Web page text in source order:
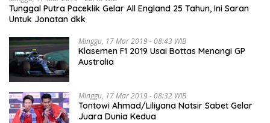
Tunggal Putra Paceklik Gelar All England 25 Tahun, Ini Saran
Untuk Jonatan dkk
Minggu, 17 Mar 2019 - 08:43 WIB
Klasemen F1 2019 Usai Bottas Menangi GP
Australia
Minggu, 17 Mar 2019 - 08:32 WIB
Tontowi Ahmad/Liliyana Natsir Sabet Gelar
Juara Dunia Kedua